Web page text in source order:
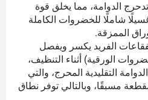
الدوامة، مما يخلق قوة
شاملًا للخضروات الكاملة
الممزقة.
الفريد يكسر ويفصل
الورقية) أثناء التنظيف،
التقليدية المحرج، والتي
مسبقًا، وبالتالي توفر نطاق